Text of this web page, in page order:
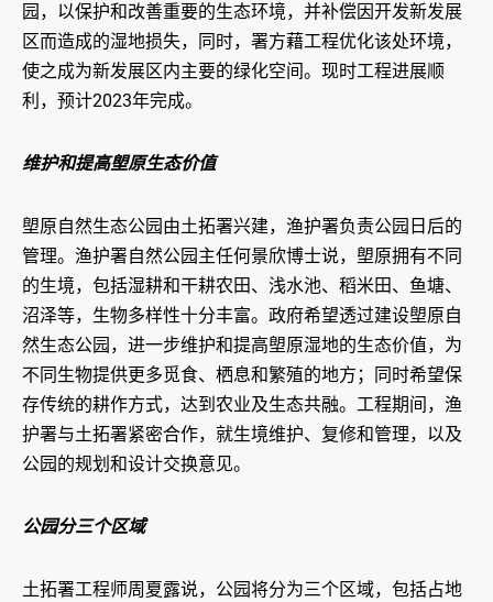
园，以保护和改善重要的生态环境，并补偿因开发新发展
区而造成的湿地损失，同时，署方藉工程优化该处环境，
使之成为新发展区内主要的绿化空间。现时工程进展顺
利，预计2023年完成。
维护和提高塱原生态价值
塱原自然生态公园由土拓署兴建，渔护署负责公园日后的
管理。渔护署自然公园主任何景欣博士说，塱原拥有不同
的生境，包括湿耕和干耕农田、浅水池、稻米田、鱼塘、
沼泽等，生物多样性十分丰富。政府希望透过建设塱原自
然生态公园，进一步维护和提高塱原湿地的生态价值，为
不同生物提供更多觅食、栖息和繁殖的地方；同时希望保
存传统的耕作方式，达到农业及生态共融。工程期间，渔
护署与土拓署紧密合作，就生境维护、复修和管理，以及
公园的规划和设计交换意见。
公园分三个区域
土拓署工程师周夏露说，公园将分为三个区域，包括占地